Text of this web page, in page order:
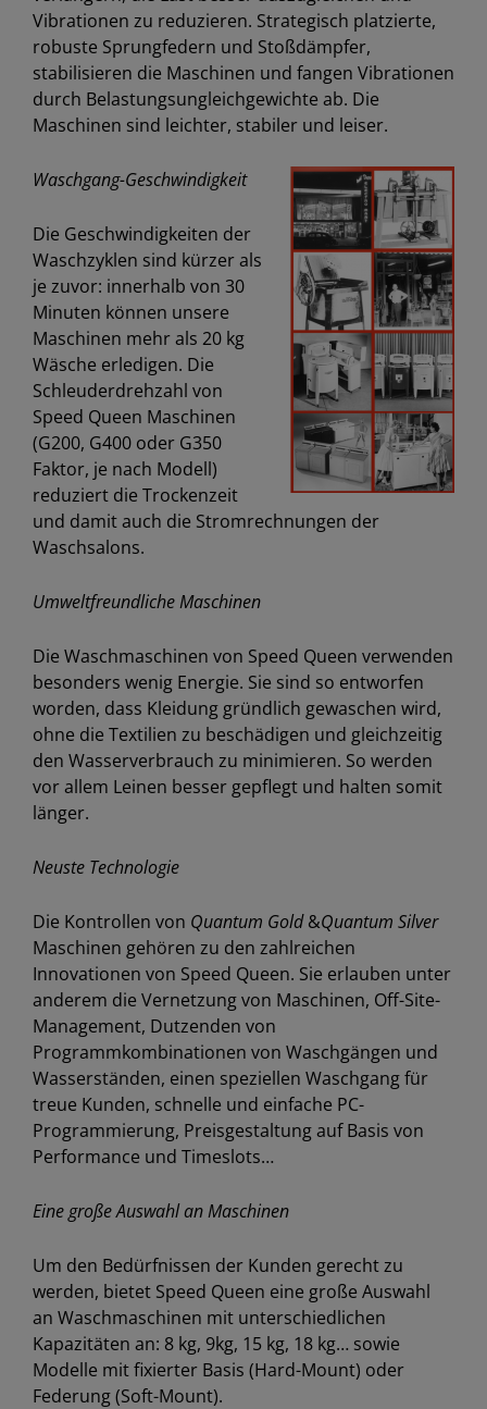
Vibrationen zu reduzieren. Strategisch platzierte,
robuste Sprungfedern und Stoßdämpfer,
stabilisieren die Maschinen und fangen Vibrationen
durch Belastungsungleichgewichte ab. Die
Maschinen sind leichter, stabiler und leiser.
Waschgang-Geschwindigkeit
Die Geschwindigkeiten der
Waschzyklen sind kürzer als
je zuvor: innerhalb von 30
Minuten können unsere
Maschinen mehr als 20 kg
Wäsche erledigen. Die
Schleuderdrehzahl von
Speed Queen Maschinen
(G200, G400 oder G350
Faktor, je nach Modell)
reduziert die Trockenzeit
und damit auch die Stromrechnungen der
Waschsalons.
Umweltfreundliche Maschinen
Die Waschmaschinen von Speed Queen verwenden
besonders wenig Energie. Sie sind so entworfen
worden, dass Kleidung gründlich gewaschen wird,
ohne die Textilien zu beschädigen und gleichzeitig
den Wasserverbrauch zu minimieren. So werden
vor allem Leinen besser gepflegt und halten somit
länger.
Neuste Technologie
Die Kontrollen von Quantum Gold&Quantum Silver
Maschinen gehören zu den zahlreichen
Innovationen von Speed Queen. Sie erlauben unter
anderem die Vernetzung von Maschinen, Off-Site-
Management, Dutzenden von
Programmkombinationen von Waschgängen und
Wasserständen, einen speziellen Waschgang für
treue Kunden, schnelle und einfache PC-
Programmierung, Preisgestaltung auf Basis von
Performance und Timeslots…
Eine große Auswahl an Maschinen
Um den Bedürfnissen der Kunden gerecht zu
werden, bietet Speed Queen eine große Auswahl
an Waschmaschinen mit unterschiedlichen
Kapazitäten an: 8 kg, 9kg, 15 kg, 18 kg… sowie
Modelle mit fixierter Basis (Hard-Mount) oder
Federung (Soft-Mount).